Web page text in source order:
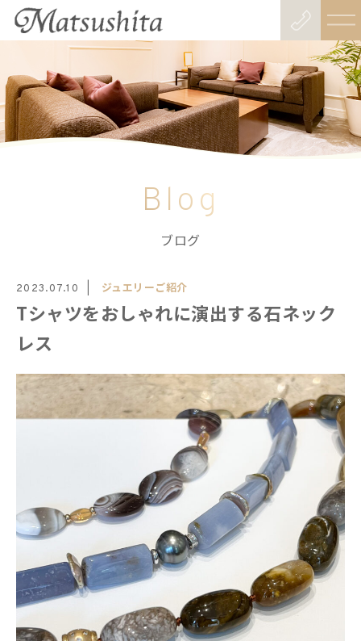
Blog
ブログ
2023.07.10 ジュエリーご紹介
Tシャツをおしゃれに演出する石ネック
レス